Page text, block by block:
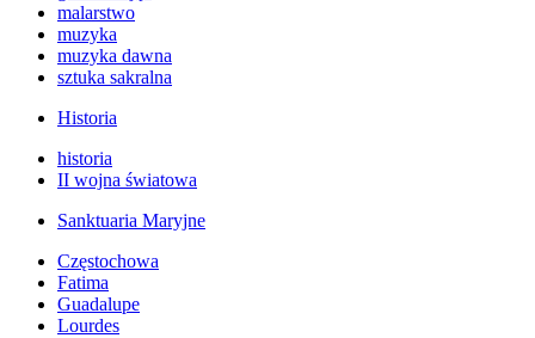
malarstwo
muzyka
muzyka dawna
sztuka sakralna
Historia
historia
II wojna światowa
Sanktuaria Maryjne
Częstochowa
Fatima
Guadalupe
Lourdes